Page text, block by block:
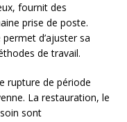
fournit des
prise de poste.
d’ajuster sa
de travail.
rupture de période
La restauration, le
sont